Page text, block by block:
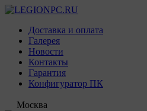
Доставка и оплата
Галерея
Новости
Контакты
Гарантия
Конфигуратор ПК
Москва